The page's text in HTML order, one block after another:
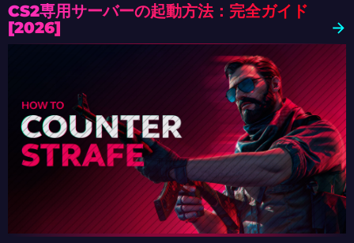
CS2専用サーバーの起動方法：完全ガイド
[2026]